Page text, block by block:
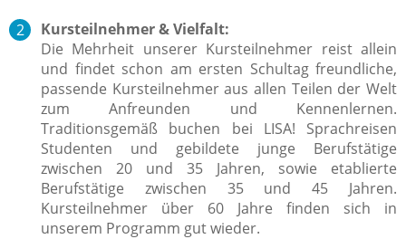
Kursteilnehmer & Vielfalt:
Die Mehrheit unserer Kursteilnehmer reist allein
und findet schon am ersten Schultag freundliche,
passende Kursteilnehmer aus allen Teilen der Welt
zum Anfreunden und Kennenlernen.
Traditionsgemäß buchen bei LISA! Sprachreisen
Studenten und gebildete junge Berufstätige
zwischen 20 und 35 Jahren, sowie etablierte
Berufstätige zwischen 35 und 45 Jahren.
Kursteilnehmer über 60 Jahre finden sich in
unserem Programm gut wieder.